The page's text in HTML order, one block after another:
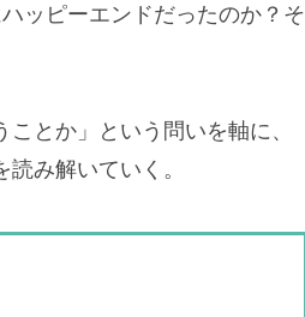
ッピーエンドだったのか？そ
とか」という問いを軸に、
み解いていく。